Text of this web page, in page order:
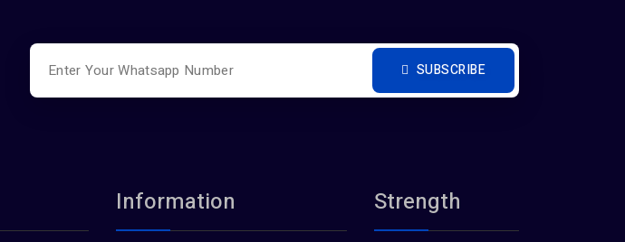
SUBSCRIBE
Information Strength